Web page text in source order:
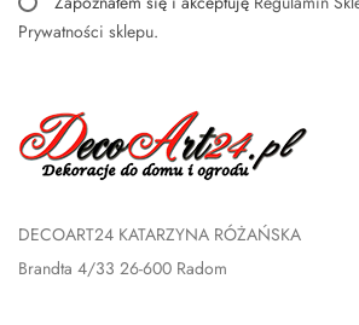
Prywatności sklepu.
DECOART24 KATARZYNA RÓŻAŃSKA
Brandta 4/33 26-600 Radom